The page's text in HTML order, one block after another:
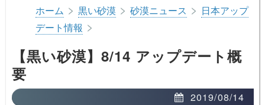
ホーム > 黒い砂漠 > 砂漠ニュース > 日本アップ
デート情報 >
【黒い砂漠】8/14 アップデート概
要
2019/08/14